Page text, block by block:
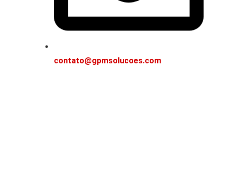
contato@gpmsolucoes.com